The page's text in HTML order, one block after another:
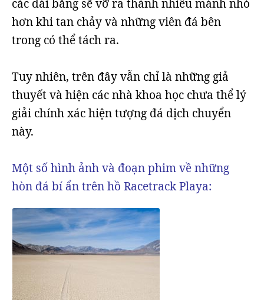
các dải băng sẽ vỡ ra thành nhiều mảnh nhỏ
hơn khi tan chảy và những viên đá bên
trong có thể tách ra.
Tuy nhiên, trên đây vẫn chỉ là những giả
thuyết và hiện các nhà khoa học chưa thể lý
giải chính xác hiện tượng đá dịch chuyển
này.
Một số hình ảnh và đoạn phim về những
hòn đá bí ẩn trên hồ Racetrack Playa: